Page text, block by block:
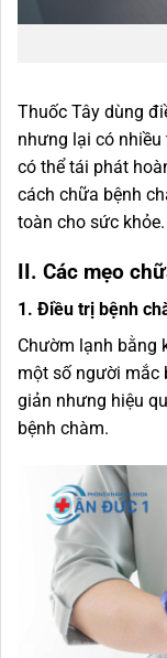
Thuốc Tây dùng
nhưng lại có nhiều
có thể tái phát
cách chữa bệnh
toàn cho sức khỏe.
II. Các mẹo
1. Điều trị bệnh
Chườm lạnh bằng
một số người mắc
giản nhưng hiệu
bệnh chàm.